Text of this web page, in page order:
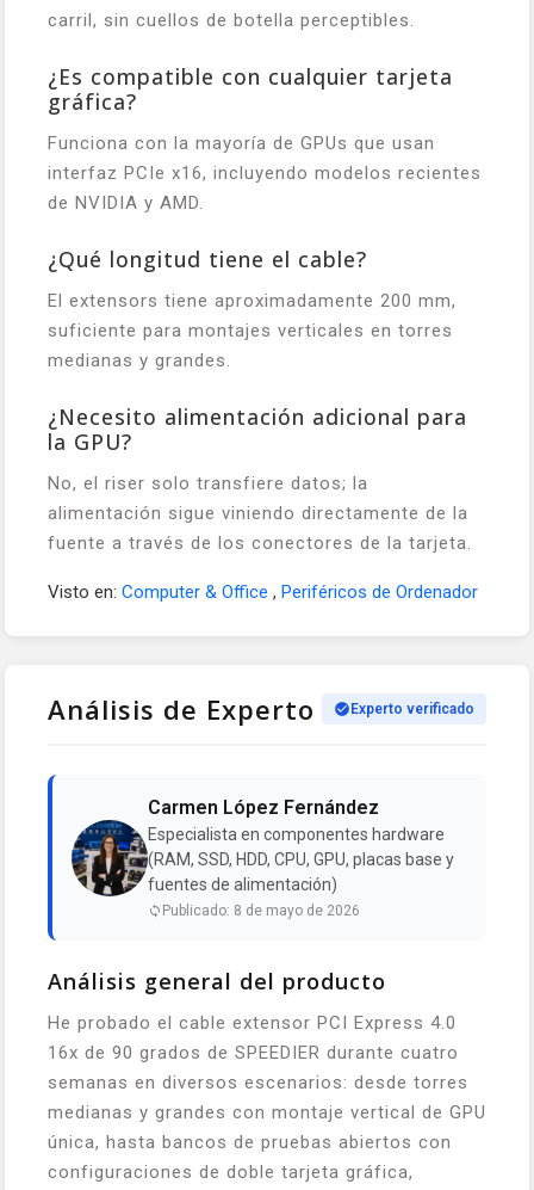
carril, sin cuellos de botella perceptibles.
¿Es compatible con cualquier tarjeta
gráfica?
Funciona con la mayoría de GPUs que usan
interfaz PCIe x16, incluyendo modelos recientes
de NVIDIA y AMD.
¿Qué longitud tiene el cable?
El extensors tiene aproximadamente 200 mm,
suficiente para montajes verticales en torres
medianas y grandes.
¿Necesito alimentación adicional para
la GPU?
No, el riser solo transfiere datos; la
alimentación sigue viniendo directamente de la
fuente a través de los conectores de la tarjeta.
Visto en: Computer & Office , Periféricos de Ordenador
Análisis de Experto Experto verificado
Carmen López Fernández
Especialista en componentes hardware
(RAM, SSD, HDD, CPU, GPU, placas base y
fuentes de alimentación)
Publicado: 8 de mayo de 2026
Análisis general del producto
He probado el cable extensor PCI Express 4.0
16x de 90 grados de SPEEDIER durante cuatro
semanas en diversos escenarios: desde torres
medianas y grandes con montaje vertical de GPU
única, hasta bancos de pruebas abiertos con
configuraciones de doble tarjeta gráfica,